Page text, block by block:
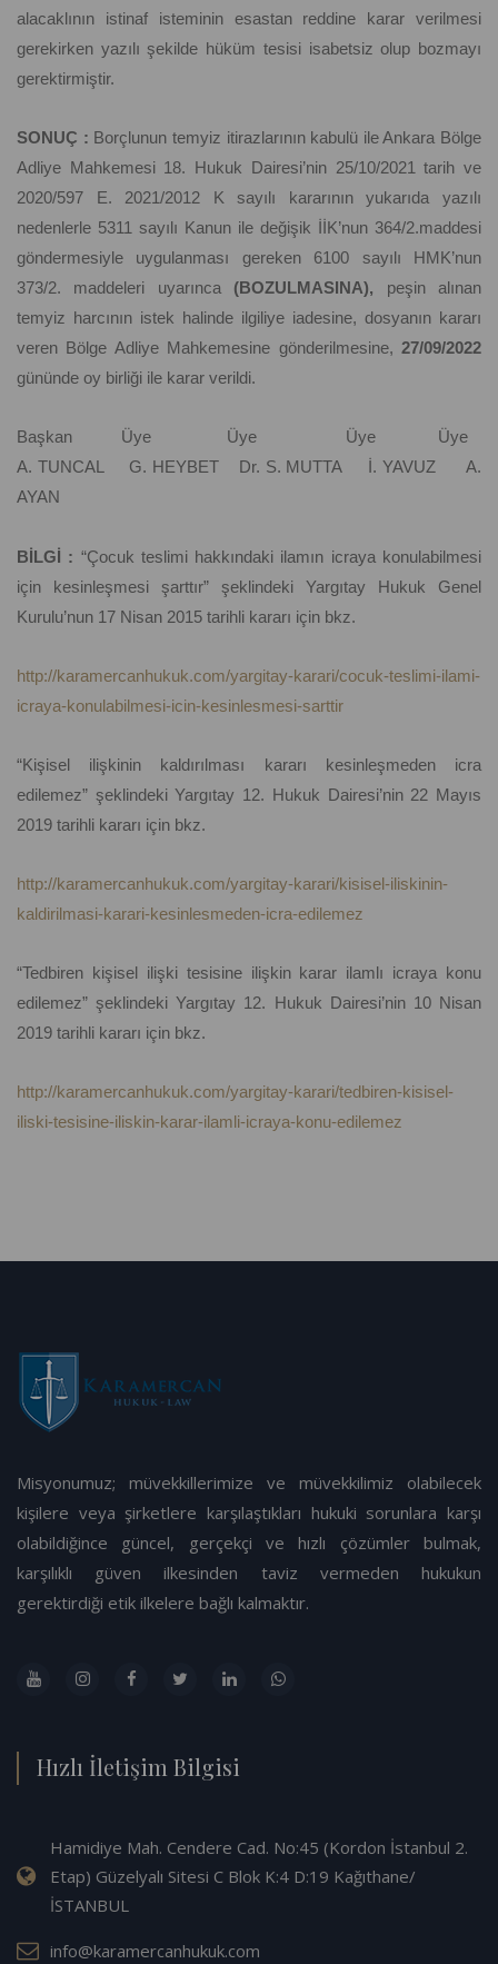
alacaklının istinaf isteminin esastan reddine karar verilmesi
gerekirken yazılı şekilde hüküm tesisi isabetsiz olup bozmayı
gerektirmiştir.
SONUÇ : Borçlunun temyiz itirazlarının kabulü ile Ankara Bölge
Adliye Mahkemesi 18. Hukuk Dairesi’nin 25/10/2021 tarih ve
2020/597 E. 2021/2012 K sayılı kararının yukarıda yazılı
nedenlerle 5311 sayılı Kanun ile değişik İİK’nun 364/2.maddesi
göndermesiyle uygulanması gereken 6100 sayılı HMK’nun
373/2. maddeleri uyarınca (BOZULMASINA), peşin alınan
temyiz harcının istek halinde ilgiliye iadesine, dosyanın kararı
veren Bölge Adliye Mahkemesine gönderilmesine, 27/09/2022
gününde oy birliği ile karar verildi.
Başkan Üye Üye Üye Üye
A. TUNCAL G. HEYBET Dr. S. MUTTA İ. YAVUZ A.
AYAN
BİLGİ : “Çocuk teslimi hakkındaki ilamın icraya konulabilmesi
için kesinleşmesi şarttır” şeklindeki Yargıtay Hukuk Genel
Kurulu’nun 17 Nisan 2015 tarihli kararı için bkz.
http://karamercanhukuk.com/yargitay-karari/cocuk-teslimi-ilami-
icraya-konulabilmesi-icin-kesinlesmesi-sarttir
“Kişisel ilişkinin kaldırılması kararı kesinleşmeden icra
edilemez” şeklindeki Yargıtay 12. Hukuk Dairesi’nin 22 Mayıs
2019 tarihli kararı için bkz.
http://karamercanhukuk.com/yargitay-karari/kisisel-iliskinin-
kaldirilmasi-karari-kesinlesmeden-icra-edilemez
“Tedbiren kişisel ilişki tesisine ilişkin karar ilamlı icraya konu
edilemez” şeklindeki Yargıtay 12. Hukuk Dairesi’nin 10 Nisan
2019 tarihli kararı için bkz.
http://karamercanhukuk.com/yargitay-karari/tedbiren-kisisel-
iliski-tesisine-iliskin-karar-ilamli-icraya-konu-edilemez
Misyonumuz; müvekkillerimize ve müvekkilimiz olabilecek
kişilere veya şirketlere karşılaştıkları hukuki sorunlara karşı
olabildiğince güncel, gerçekçi ve hızlı çözümler bulmak,
karşılıklı güven ilkesinden taviz vermeden hukukun
gerektirdiği etik ilkelere bağlı kalmaktır.
Hızlı İletişim Bilgisi
Hamidiye Mah. Cendere Cad. No:45 (Kordon İstanbul 2.
Etap) Güzelyalı Sitesi C Blok K:4 D:19 Kağıthane/
İSTANBUL
info@karamercanhukuk.com